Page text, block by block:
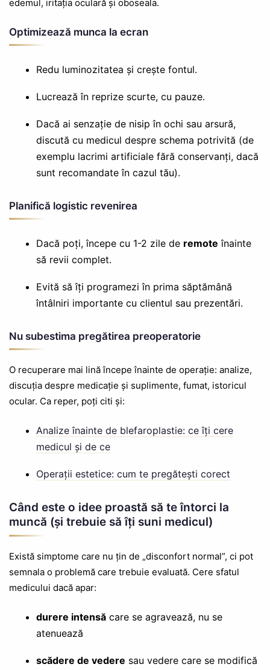
edemul, iritația oculară și oboseala.
Optimizează munca la ecran
Redu luminozitatea și crește fontul.
Lucrează în reprize scurte, cu pauze.
Dacă ai senzație de nisip în ochi sau arsură,
discută cu medicul despre schema potrivită (de
exemplu lacrimi artificiale fără conservanți, dacă
sunt recomandate în cazul tău).
Planifică logistic revenirea
Dacă poți, începe cu 1-2 zile de remote înainte
să revii complet.
Evită să îți programezi în prima săptămână
întâlniri importante cu clientul sau prezentări.
Nu subestima pregătirea preoperatorie
O recuperare mai lină începe înainte de operație: analize,
discuția despre medicație și suplimente, fumat, istoricul
ocular. Ca reper, poți citi și:
Analize înainte de blefaroplastie: ce îți cere
medicul și de ce
Operații estetice: cum te pregătești corect
Când este o idee proastă să te întorci la
muncă (și trebuie să îți suni medicul)
Există simptome care nu țin de „disconfort normal”, ci pot
semnala o problemă care trebuie evaluată. Cere sfatul
medicului dacă apar:
durere intensăcare se agravează, nu se
atenuează
scădere de vedere sau vedere care se modifică